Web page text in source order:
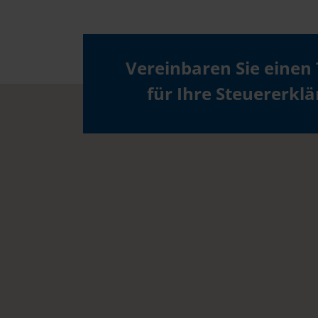
Vereinbaren Sie einen
für Ihre